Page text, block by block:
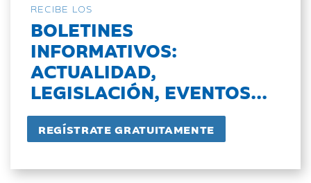
RECIBE LOS
BOLETINES
INFORMATIVOS:
ACTUALIDAD,
LEGISLACIÓN, EVENTOS...